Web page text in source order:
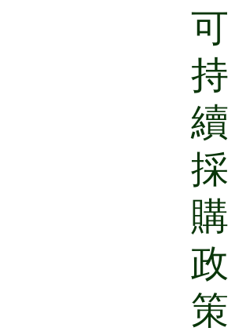
可
持
續
採
購
政
策